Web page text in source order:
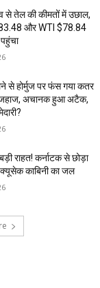
से तेल की कीमतों में उछाल,
और WTI $78.84
से होर्मुज पर फंस गया कतर
जहाज, अचानक हुआ अटैक,
राहत! कर्नाटक से छोड़ा
काबिनी का जल